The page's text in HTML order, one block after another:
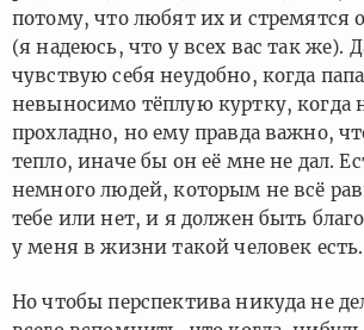
потому, что любят их и стремятся
(я надеюсь, что у всех вас так же).
чувствую себя неудобно, когда
невыносимо тёплую куртку, когда
прохладно, но ему правда важно,
тепло, иначе бы он её мне не дал.
немного людей, которым не всё
тебе или нет, и я должен быть
у меня в жизни такой человек есть.
Но чтобы перспектива никуда не